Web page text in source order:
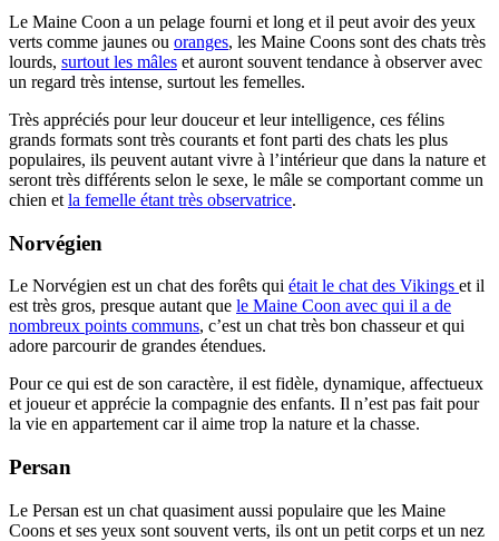
Le Maine Coon a un pelage fourni et long et il peut avoir des yeux
verts comme jaunes ou oranges, les Maine Coons sont des chats très
lourds, surtout les mâles et auront souvent tendance à observer avec
un regard très intense, surtout les femelles.
Très appréciés pour leur douceur et leur intelligence, ces félins
grands formats sont très courants et font parti des chats les plus
populaires, ils peuvent autant vivre à l’intérieur que dans la nature et
seront très différents selon le sexe, le mâle se comportant comme un
chien et la femelle étant très observatrice.
Norvégien
Le Norvégien est un chat des forêts qui était le chat des Vikings et il
est très gros, presque autant que le Maine Coon avec qui il a de
nombreux points communs, c’est un chat très bon chasseur et qui
adore parcourir de grandes étendues.
Pour ce qui est de son caractère, il est fidèle, dynamique, affectueux
et joueur et apprécie la compagnie des enfants. Il n’est pas fait pour
la vie en appartement car il aime trop la nature et la chasse.
Persan
Le Persan est un chat quasiment aussi populaire que les Maine
Coons et ses yeux sont souvent verts, ils ont un petit corps et un nez